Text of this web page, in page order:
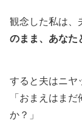
観念した私は、
のまま、あなた
すると夫はニヤ
「おまえはま
か？」